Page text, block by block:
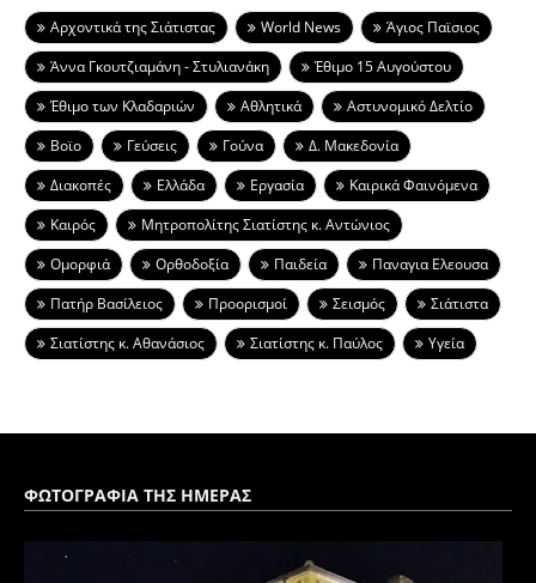
Aρχοντικά της Σιάτιστας World News
Άγιος Παϊσιος
Άννα Γκουτζιαμάνη - Στυλιανάκη
Έθιμο 15 Αυγούστου
Έθιμο των Κλαδαριών
Αθλητικά
Αστυνομικό Δελτίο
Βοϊο
Γεύσεις Γούνα
Δ. Μακεδονία
Διακοπές
Ελλάδα Εργασία
Καιρικά Φαινόμενα
Καιρός
Μητροπολίτης Σιατίστης κ. Αντώνιος
Ομορφιά
Ορθοδοξία Παιδεία
Παναγια Ελεουσα
Πατήρ Βασίλειος
Προορισμοί Σεισμός
Σιάτιστα
Σιατίστης κ. Αθανάσιος
Σιατίστης κ. Παύλος Υγεία
ΦΩΤΟΓΡΑΦΙΑ ΤΗΣ ΗΜΕΡΑΣ